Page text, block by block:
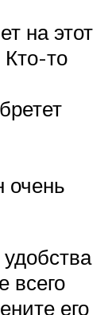
на этот
Кто-то
очень
всего
его